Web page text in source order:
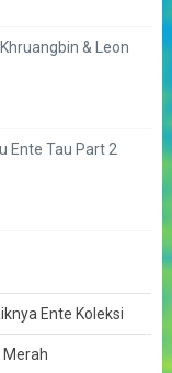
& Leon
Ente Tau Part 2
Ente Koleksi
Merah